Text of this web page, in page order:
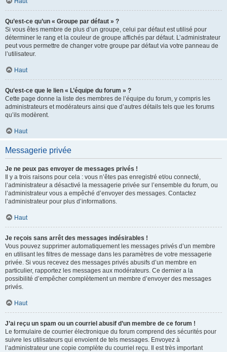
Qu’est-ce qu’un « Groupe par défaut » ?
Si vous êtes membre de plus d’un groupe, celui par défaut est utilisé pour
déterminer le rang et la couleur de groupe affichés par défaut. L’administrateur
peut vous permettre de changer votre groupe par défaut via votre panneau de
l’utilisateur.
Haut
Qu’est-ce que le lien « L’équipe du forum » ?
Cette page donne la liste des membres de l’équipe du forum, y compris les
administrateurs et modérateurs ainsi que d’autres détails tels que les forums
qu’ils modèrent.
Haut
Messagerie privée
Je ne peux pas envoyer de messages privés !
Il y a trois raisons pour cela : vous n’êtes pas enregistré et/ou connecté,
l’administrateur a désactivé la messagerie privée sur l’ensemble du forum, ou
l’administrateur vous a empêché d’envoyer des messages. Contactez
l’administrateur pour plus d’informations.
Haut
Je reçois sans arrêt des messages indésirables !
Vous pouvez supprimer automatiquement les messages privés d’un membre
en utilisant les filtres de message dans les paramètres de votre messagerie
privée. Si vous recevez des messages privés abusifs d’un membre en
particulier, rapportez les messages aux modérateurs. Ce dernier a la
possibilité d’empêcher complètement un membre d’envoyer des messages
privés.
Haut
J’ai reçu un spam ou un courriel abusif d’un membre de ce forum !
Le formulaire de courrier électronique du forum comprend des sécurités pour
suivre les utilisateurs qui envoient de tels messages. Envoyez à
l’administrateur une copie complète du courriel reçu. Il est très important